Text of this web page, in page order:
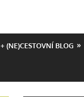
+ (NE)CESTOVNÍ BLOG